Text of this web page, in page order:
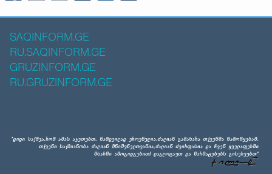
SAQINFORM.GE
RU.SAQINFORM.GE
GRUZINFORM.GE
RU.GRUZINFORM.GE